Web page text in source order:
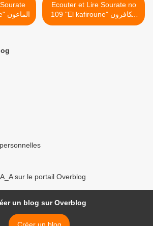
no 107 "El ma'oune" الماعون
Ecouter et Lire Sourate no
109 "El kafiroune" الكافرون
>
sur le portail Overblog
un blog sur Overblog